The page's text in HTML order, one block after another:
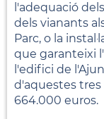
l'adequació
dels vianants
Parc, o la
que garanteixi
l'edifici de
d'aquestes
664.000 euros.